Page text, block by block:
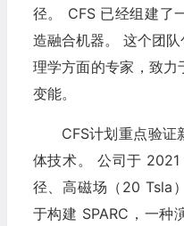
径。 CFS 已经组建了
造融合机器。 这个团
理学方面的专家，致
变能。
CFS计划重点验
体技术。 公司于
径、高磁场（20 Tsla
于构建 SPARC，一种